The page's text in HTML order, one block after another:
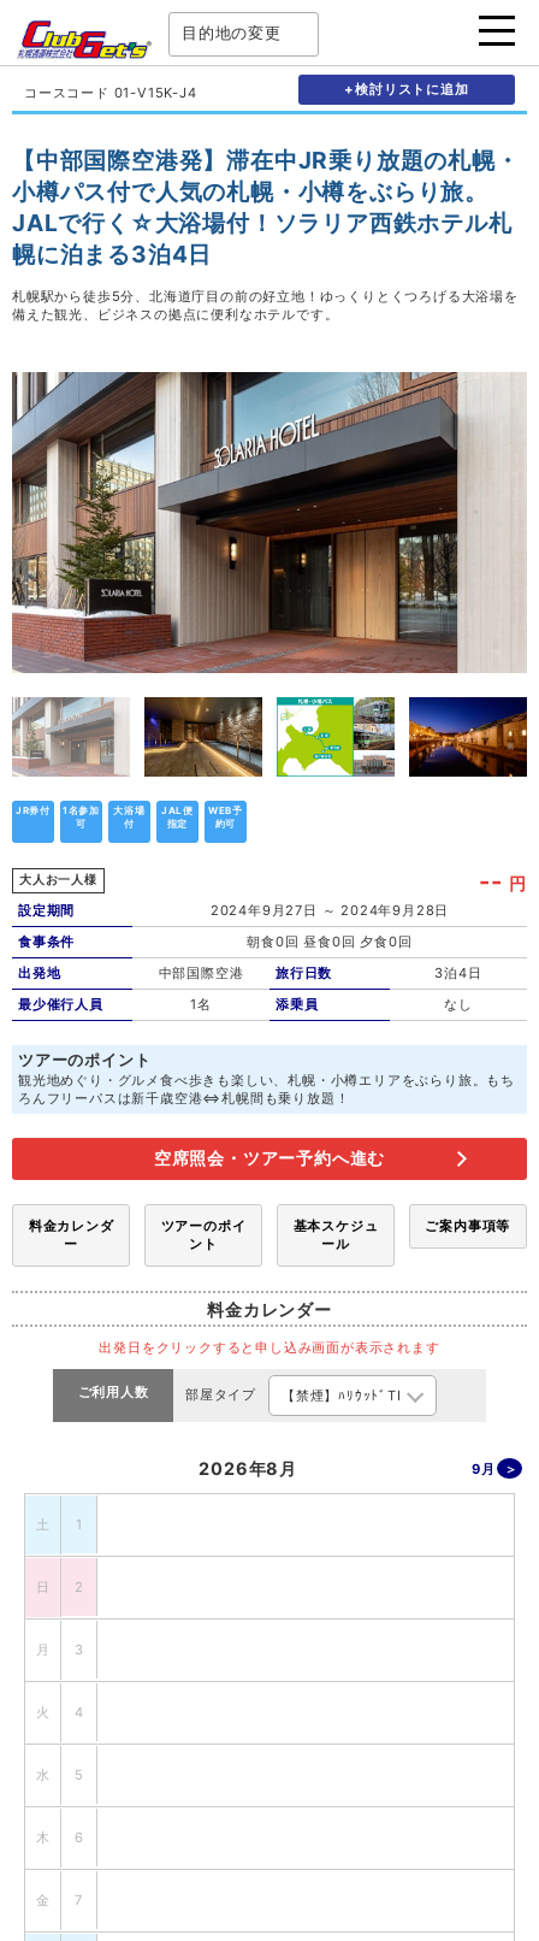
目的地の変更
コースコード 01-V15K-J4 +検討リストに追加
【中部国際空港発】滞在中JR乗り放題の札幌・
小樽パス付で人気の札幌・小樽をぶらり旅。
JALで行く☆大浴場付！ソラリア西鉄ホテル札
幌に泊まる3泊4日
札幌駅から徒歩5分、北海道庁目の前の好立地！ゆっくりとくつろげる大浴場を
備えた観光、ビジネスの拠点に便利なホテルです。
JR券付
1名参加
可
大浴場
付
JAL便
指定
WEB予
約可
大人お一人様 -- 円
設定期間
2024年9月27日 ～ 2024年9月28日
食事条件
朝食0回 昼食0回 夕食0回
出発地
中部国際空港
最少催行人員
1名
旅行日数
3泊4日
添乗員
なし
ツアーのポイント
観光地めぐり・グルメ食べ歩きも楽しい、札幌・小樽エリアをぶらり旅。もち
ろんフリーパスは新千歳空港⇔札幌間も乗り放題！
空席照会・ツアー予約へ進む
料金カレンダ
ー
ツアーのポイ
ント
基本スケジュ
ール
ご案内事項等
料金カレンダー
出発日をクリックすると申し込み画面が表示されます
ご利用人数 部屋タイプ
2026年8月 9月
土 1
日 2
月 3
火 4
水 5
木 6
金 7